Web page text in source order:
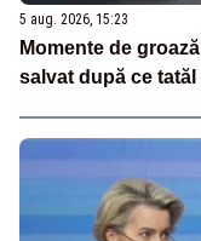
5 aug. 2026, 15:23
Momente de
salvat după ce